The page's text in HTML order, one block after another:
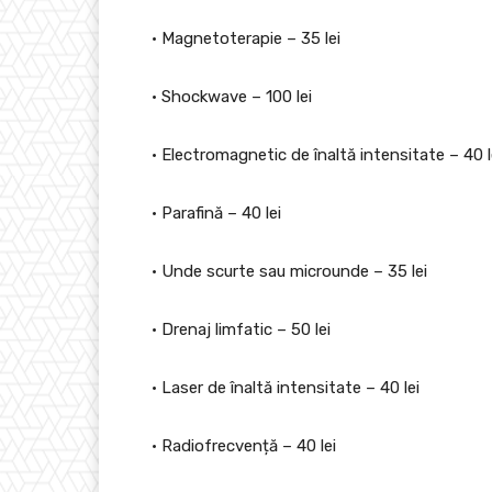
• Magnetoterapie – 35 lei
• Shockwave – 100 lei
• Electromagnetic de înaltă intensitate – 40
• Parafină – 40 lei
• Unde scurte sau microunde – 35 lei
• Drenaj limfatic – 50 lei
• Laser de înaltă intensitate – 40 lei
• Radiofrecvență – 40 lei